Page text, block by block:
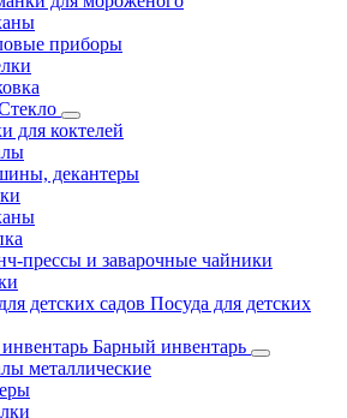
приборы
для коктелей
декантеры
прессы и заварочные чайники
Посуда для детских
Барный инвентарь
металлические